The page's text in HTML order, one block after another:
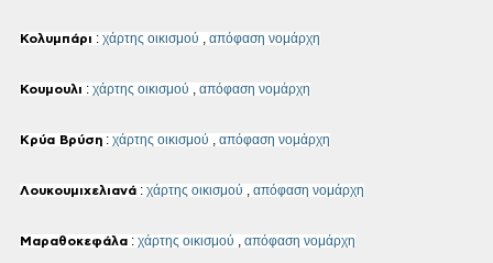
Κολυμπάρι : χάρτης οικισμού , απόφαση νομάρχη
Κουμουλι : χάρτης οικισμού , απόφαση νομάρχη
Κρύα Βρύση : χάρτης οικισμού , απόφαση νομάρχη
Λουκουμιχελιανά : χάρτης οικισμού , απόφαση νομάρχη
Μαραθοκεφάλα : χάρτης οικισμού , απόφαση νομάρχη